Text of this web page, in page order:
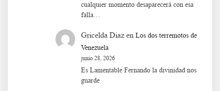
cualquier momento desaparecerá con esa
falla…
Gricelda Diaz en Los dos terremotos de
Venezuela
junio 28, 2026
Es Lamentable Fernando la divinidad nos
guarde